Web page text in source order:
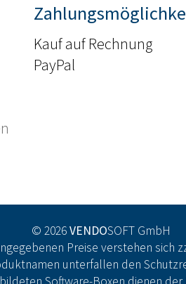
Kauf auf Rechnung
PayPal
© 2026VENDOSOFT GmbH
Preise verstehen sich
unterfallen den